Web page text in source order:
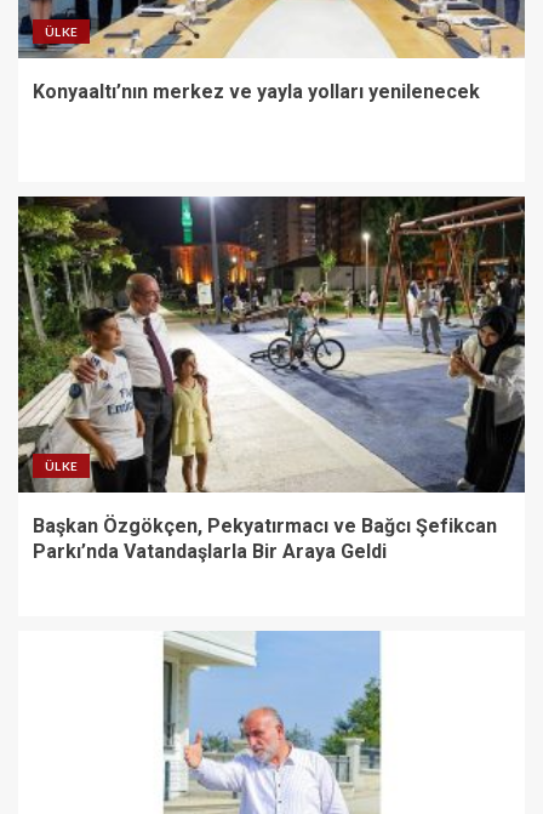
ÜLKE
Konyaaltı’nın merkez ve yayla yolları yenilenecek
ÜLKE
Başkan Özgökçen, Pekyatırmacı ve Bağcı Şefikcan
Parkı’nda Vatandaşlarla Bir Araya Geldi